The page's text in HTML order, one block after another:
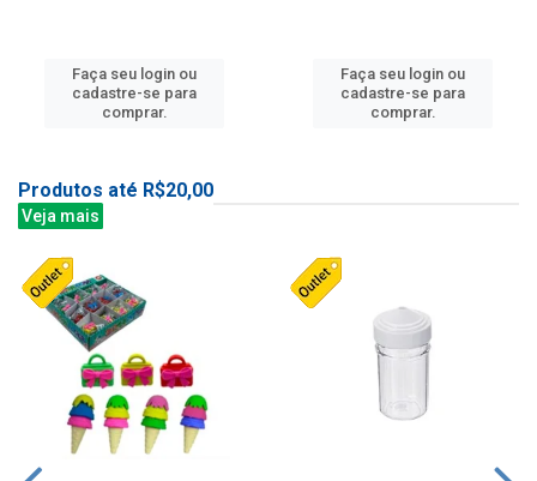
Faça seu login ou
cadastre-se para
comprar.
Faça seu login ou
cadastre-se para
comprar.
Produtos até R$20,00
Veja mais